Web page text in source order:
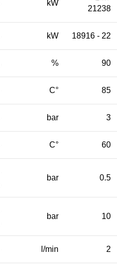
21238
kW
22 - 18916
kW
90
%
85
°C
3
bar
60
°C
0.5
bar
10
bar
2
l/min